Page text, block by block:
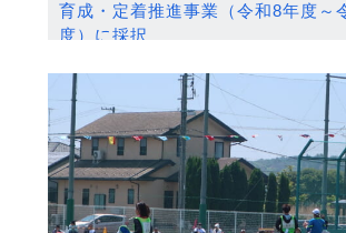
育成・定着推進事業（令和8年度～
度）に採択